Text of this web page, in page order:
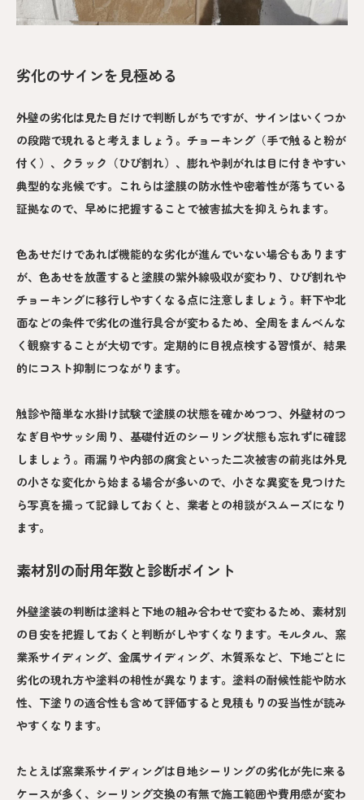
劣化のサインを見極める
外壁の劣化は見た目だけで判断しがちですが、サインはいくつか
の段階で現れると考えましょう。チョーキング（手で触ると粉が
付く）、クラック（ひび割れ）、膨れや剥がれは目に付きやすい
典型的な兆候です。これらは塗膜の防水性や密着性が落ちている
証拠なので、早めに把握することで被害拡大を抑えられます。
色あせだけであれば機能的な劣化が進んでいない場合もあります
が、色あせを放置すると塗膜の紫外線吸収が変わり、ひび割れや
チョーキングに移行しやすくなる点に注意しましょう。軒下や北
面などの条件で劣化の進行具合が変わるため、全周をまんべんな
く観察することが大切です。定期的に目視点検する習慣が、結果
的にコスト抑制につながります。
触診や簡単な水掛け試験で塗膜の状態を確かめつつ、外壁材のつ
なぎ目やサッシ周り、基礎付近のシーリング状態も忘れずに確認
しましょう。雨漏りや内部の腐食といった二次被害の前兆は外見
の小さな変化から始まる場合が多いので、小さな異変を見つけた
ら写真を撮って記録しておくと、業者との相談がスムーズになり
ます。
素材別の耐用年数と診断ポイント
外壁塗装の判断は塗料と下地の組み合わせで変わるため、素材別
の目安を把握しておくと判断がしやすくなります。モルタル、窯
業系サイディング、金属サイディング、木質系など、下地ごとに
劣化の現れ方や塗料の相性が異なります。塗料の耐候性能や防水
性、下塗りの適合性も含めて評価すると見積もりの妥当性が読み
やすくなります。
たとえば窯業系サイディングは目地シーリングの劣化が先に来る
ケースが多く、シーリング交換の有無で施工範囲や費用感が変わ